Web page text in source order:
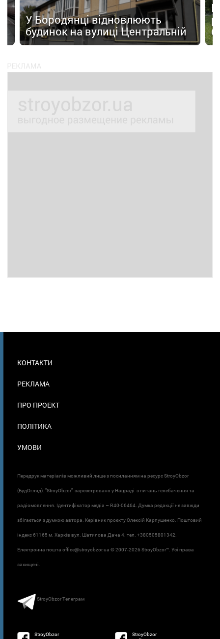
У Бородянці відновлюють
будинок на вулиці Центральній
В
КОНТАКТИ
РЕКЛАМА
ПРО ПРОЕКТ
ПОЛІТИКА
УМОВИ
Передрук матеріалів можливий лише з посиланням на ресурс StroyObzor
(БудОгляд). "StroyObzor" зареєстровано у Нацраді з питань телебачення та
радіомовлення. Ідентифікатор медіа – R40-06464. Думка редакції не завжди
збігається з думкою автора. Керівник проєкту Олексій Карпушенко. Поштовий
індекс 61165 м. Харків вул. Шатилова Дача 4. тел. +380505801342.
Електронна пошта office@stroyobzor.ua © 2007-2026 StroyObzor™. Усі права
захищені.
StroyObzor Телеграм
StroyObzor StroyObzor